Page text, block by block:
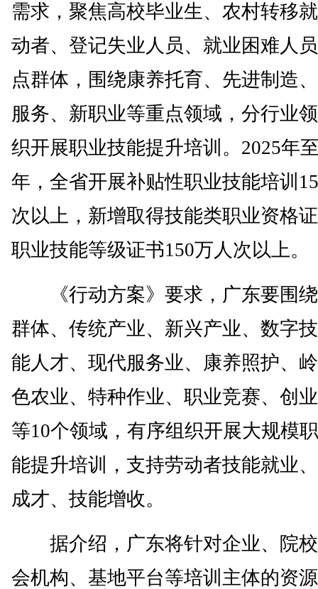
需求，聚焦高校毕业生、农村转移
动者、登记失业人员、就业困难人
点群体，围绕康养托育、先进制造
服务、新职业等重点领域，分行业
织开展职业技能提升培训。2025年
年，全省开展补贴性职业技能培训
次以上，新增取得技能类职业资格
职业技能等级证书150万人次以上。
《行动方案》要求，广东要围
群体、传统产业、新兴产业、数字
能人才、现代服务业、康养照护、
色农业、特种作业、职业竞赛、创
等10个领域，有序组织开展大规模
能提升培训，支持劳动者技能就业
成才、技能增收。
据介绍，广东将针对企业、院
会机构、基地平台等培训主体的资